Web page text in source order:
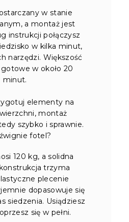
w stanie
a montaż jest
instrukcji połączysz
w kilka minut,
narzędzi. Większość
w około 20
minut.
elementy na
montaż
szybko i sprawnie.
fotel?
120 kg, a solidna
trzyma
plecenie
dopasowuje się
siedzenia. Usiądziesz
się w pełni.